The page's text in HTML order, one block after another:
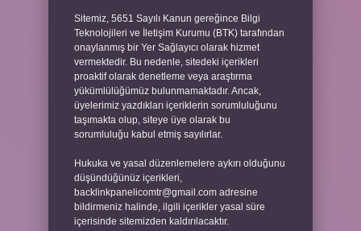
Sitemiz, 5651 Sayılı Kanun gereğince Bilgi
Teknolojileri ve İletişim Kurumu (BTK) tarafından
onaylanmış bir Yer Sağlayıcı olarak hizmet
vermektedir. Bu nedenle, sitedeki içerikleri
proaktif olarak denetleme veya araştırma
yükümlülüğümüz bulunmamaktadır. Ancak,
üyelerimiz yazdıkları içeriklerin sorumluluğunu
taşımakta olup, siteye üye olarak bu
sorumluluğu kabul etmiş sayılırlar.
Hukuka ve yasal düzenlemelere aykırı olduğunu
düşündüğünüz içerikleri,
backlinkpanelicomtr@gmail.com adresine
bildirmeniz halinde, ilgili içerikler yasal süre
içerisinde sitemizden kaldırılacaktır.